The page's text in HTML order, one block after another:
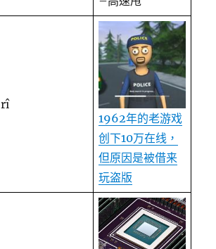
rî
1962年的老游戏
创下10万在线，
但原因是被借来
玩盗版